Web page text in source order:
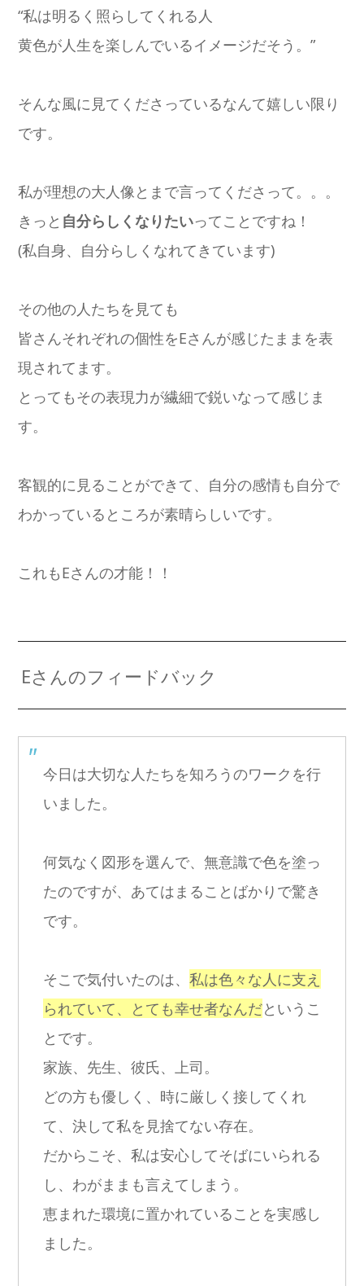
“私は明るく照らしてくれる人
黄色が人生を楽しんでいるイメージだそう。”
そんな風に見てくださっているなんて嬉しい限り
です。
私が理想の大人像とまで言ってくださって。。。
きっと 自分らしくなりたいってことですね！
(私自身、自分らしくなれてきています)
その他の人たちを見ても
皆さんそれぞれの個性をEさんが感じたままを表
現されてます。
とってもその表現力が繊細で鋭いなって感じま
す。
客観的に見ることができて、自分の感情も自分で
わかっているところが素晴らしいです。
これもEさんの才能！！
Eさんのフィードバック
今日は大切な人たちを知ろうのワークを行
いました。
何気なく図形を選んで、無意識で色を塗っ
たのですが、あてはまることばかりで驚き
です。
そこで気付いたのは、 私は色々な人に支え
られていて、とても幸せ者なんだというこ
とです。
家族、先生、彼氏、上司。
どの方も優しく、時に厳しく接してくれ
て、決して私を見捨てない存在。
だからこそ、私は安心してそばにいられる
し、わがままも言えてしまう。
恵まれた環境に置かれていることを実感し
ました。